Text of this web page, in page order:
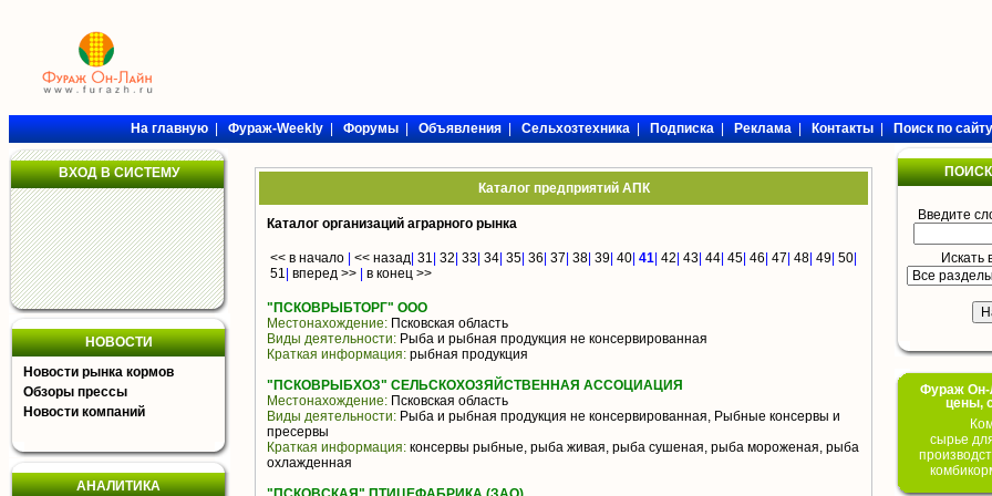
На главную|Фураж-Weekly|Форумы|Объявления|Сельхозтехника|Подписка|Реклама|Контакты|Поиск по сайту
ВХОД В СИСТЕМУ
НОВОСТИ
Новости рынка кормов
Обзоры прессы
Новости компаний
АНАЛИТИКА
Каталог предприятий АПК
Каталог организаций аграрного рынка
<< в начало << назад 31 32 33 34 35 36 37 38 39 40 41 42 43 44 45 46 47 48 49 50
51 вперед >> в конец >>
"ПСКОВРЫБТОРГ" ООО
Местонахождение: Псковская область
Виды деятельности: Рыба и рыбная продукция не консервированная
Краткая информация: рыбная продукция
"ПСКОВРЫБХОЗ" СЕЛЬСКОХОЗЯЙСТВЕННАЯ АССОЦИАЦИЯ
Местонахождение: Псковская область
Виды деятельности: Рыба и рыбная продукция не консервированная, Рыбные консервы и
пресервы
Краткая информация: консервы рыбные, рыба живая, рыба сушеная, рыба мороженая, рыба
охлажденная
Введите
Искать
Фураж Он-
цены,
сырье